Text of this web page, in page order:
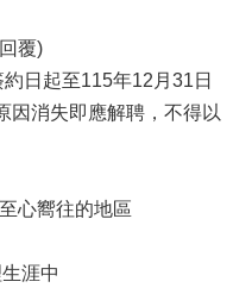
覆)
日起至115年12月31日
因消失即應解聘，不得以
心嚮往的地區
涯中